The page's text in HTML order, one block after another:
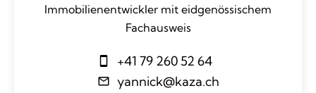
Immobilienentwickler mit eidgenössischem
Fachausweis
+41 79 260 52 64
yannick@kaza.ch